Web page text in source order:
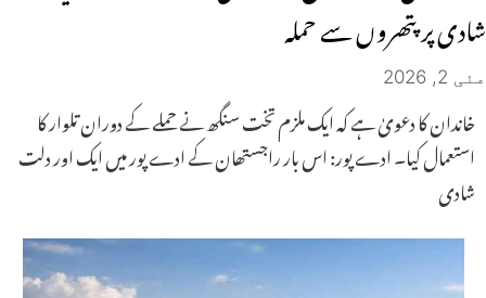
شادی پر پتھروں سے حملہ
مئی 2, 2026
خاندان کا دعویٰ ہے کہ ایک ملزم تخت سنگھ نے حملے کے دوران تلوار کا
استعمال کیا۔ ادے پور: اس بار راجستھان کے ادے پور میں ایک اور دلت
شادی